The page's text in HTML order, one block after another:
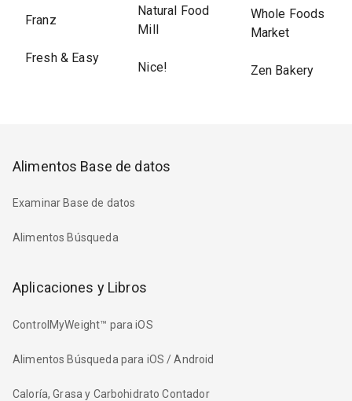
Franz
Fresh & Easy
Natural Food
Mill
Nice!
Whole Foods
Market
Zen Bakery
Alimentos Base de datos
Examinar Base de datos
Alimentos Búsqueda
Aplicaciones y Libros
ControlMyWeight™ para iOS
Alimentos Búsqueda para iOS / Android
Caloría, Grasa y Carbohidrato Contador